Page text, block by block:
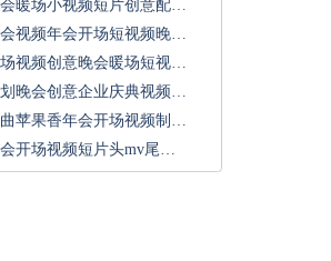
暖场小视频短片创意配…
视频年会开场短视频晚…
视频创意晚会暖场短视…
晚会创意企业庆典视频…
苹果香年会开场视频制…
开场视频短片头mv尾…